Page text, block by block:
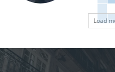
Load